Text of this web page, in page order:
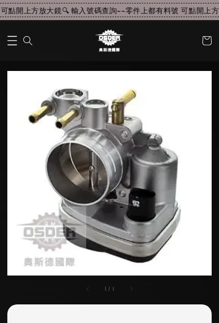
點開上方放大鏡🔍 輸入號碼查詢~~零件上都有料號 可點開上
1 / 1